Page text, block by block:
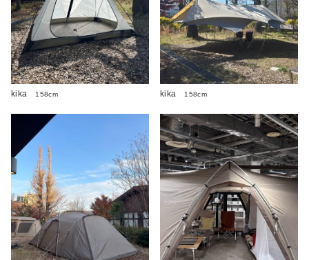
kika 158cm kika 158cm